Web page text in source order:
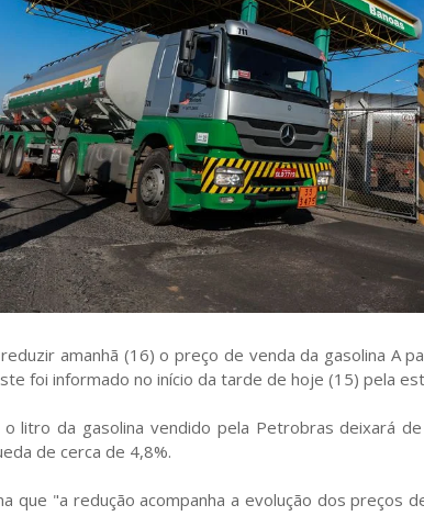
amanhã (16) o preço de venda da gasolina A
foi informado no início da tarde de hoje (15) pela
o litro da gasolina vendido pela Petrobras deixará
de cerca de 4,8%.
que "a redução acompanha a evolução dos preços